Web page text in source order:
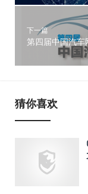
下一篇
第四届中国汽车
猜你喜欢